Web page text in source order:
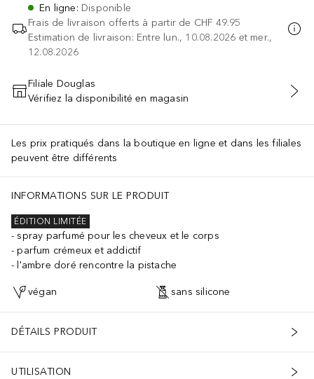
En ligne: Disponible
Frais de livraison offerts à partir de CHF 49.95
Estimation de livraison: Entre lun., 10.08.2026 et mer.,
12.08.2026
AJOUTER AU PANIER
Filiale Douglas
Vérifiez la disponibilité en magasin
Les prix pratiqués dans la boutique en ligne et dans les filiales
peuvent être différents
INFORMATIONS SUR LE PRODUIT
ÉDITION LIMITÉE
spray parfumé pour les cheveux et le corps
parfum crémeux et addictif
l'ambre doré rencontre la pistache
végan sans silicone
DÉTAILS PRODUIT
UTILISATION